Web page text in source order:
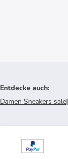
Entdecke auch:
Damen Sneakers sale|